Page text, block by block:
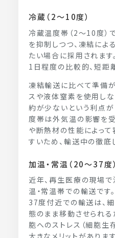
冷蔵（2～10度）
冷蔵温度帯（2～10度）
を抑制しつつ、凍結に
たい場合に採用されま
1日程度の比較的、短距
凍結輸送に比べて準備が
スや液体窒素を使用し
約が少ないという利点が
度帯は外気温の影響を
や断熱材の性能によっ
すいため、輸送中の徹底
加温・常温（20～37度）
近年、再生医療の現場
温・常温帯での輸送です
37度付近での輸送は、
態のまま移動させられる
胞へのストレス（細胞生